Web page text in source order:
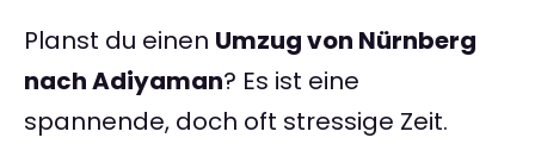
Planst du einen Umzug von Nürnberg
nach Adiyaman? Es ist eine
spannende, doch oft stressige Zeit.